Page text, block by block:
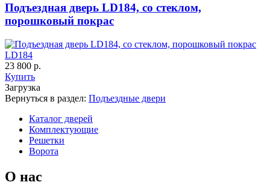
Порошковое напыление
"Крокодил"
Подъездная дверь LD184, со стеклом,
порошковый покрас
LD184
23 800 р.
Купить
Загрузка
Вернуться в раздел: Подъездные двери
Каталог дверей
Комплектующие
Решетки
Ворота
О нас